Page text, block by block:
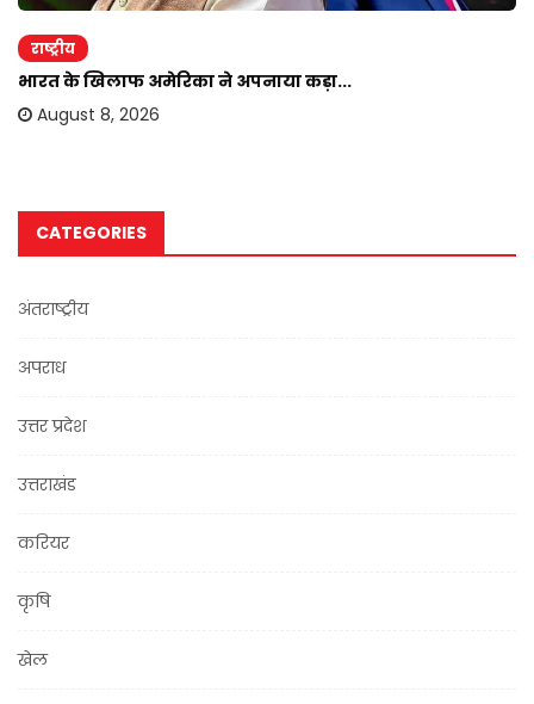
राष्ट्रीय
भारत के खिलाफ अमेरिका ने अपनाया कड़ा...
August 8, 2026
CATEGORIES
अंतराष्ट्रीय
अपराध
उत्तर प्रदेश
उत्तराखंड
करियर
कृषि
खेल